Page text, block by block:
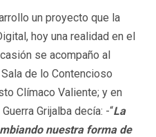
un proyecto que la
hoy una realidad en el
se acompaño al
de lo Contencioso
Clímaco Valiente; y en
Grijalba decía: -“La
nuestra forma de